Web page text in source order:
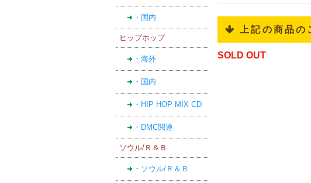
・国内
ヒップホップ
・海外
・国内
・HIP HOP MIX CD
・DMC関連
ソウル/Ｒ＆Ｂ
・ソウル/Ｒ＆Ｂ
 上記の商品の
SOLD OUT